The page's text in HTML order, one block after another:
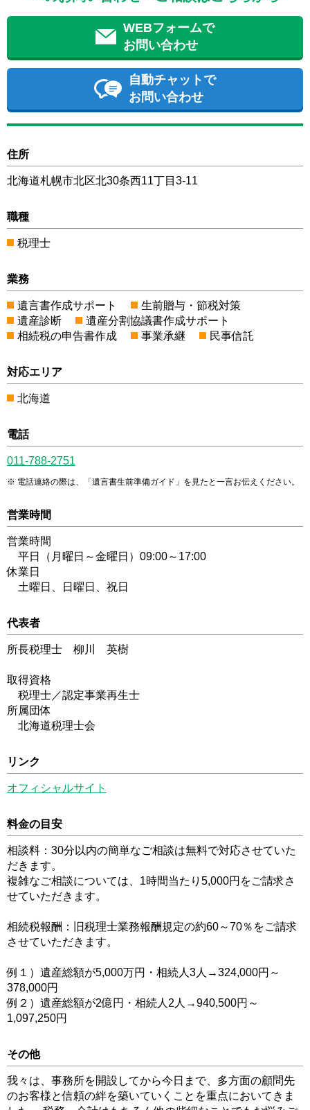
WEBフォームで
お問い合わせ
自動チャットで
お問い合わせ
住所
北海道札幌市北区北30条西11丁目3-11
職種
税理士
業務
遺言書作成サポート
生前贈与・節税対策
遺産診断
遺産分割協議書作成サポート
相続税の申告書作成
事業承継 民事信託
対応エリア
北海道
電話
011-788-2751
電話連絡の際は、「遺言書生前準備ガイド」を見たと一言お伝えください。
営業時間
営業時間
平日（月曜日～金曜日）09:00～17:00
休業日
土曜日、日曜日、祝日
代表者
所長税理士 柳川 英樹
取得資格
税理士／認定事業再生士
所属団体
北海道税理士会
リンク
オフィシャルサイト
料金の目安
相談料：30分以内の簡単なご相談は無料で対応させていた
だきます。
複雑なご相談については、1時間当たり5,000円をご請求さ
せていただきます。
相続税報酬：旧税理士業務報酬規定の約60～70％をご請求
させていただきます。
例１）遺産総額が5,000万円・相続人3人→324,000円～
378,000円
例２）遺産総額が2億円・相続人2人→940,500円～
1,097,250円
その他
我々は、事務所を開設してから今日まで、多方面の顧問先
のお客様と信頼の絆を築いていくことを重点においてきま